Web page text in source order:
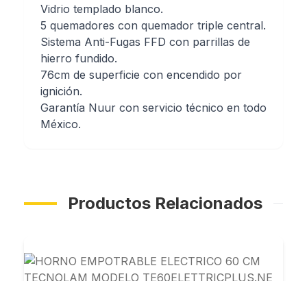
Vidrio templado blanco.
5 quemadores con quemador triple central.
Sistema Anti-Fugas FFD con parrillas de
hierro fundido.
76cm de superficie con encendido por
ignición.
Garantía Nuur con servicio técnico en todo
México.
Productos Relacionados